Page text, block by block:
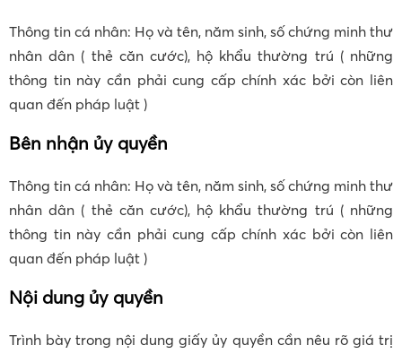
Thông tin cá nhân: Họ và tên, năm sinh, số chứng minh thư
nhân dân ( thẻ căn cước), hộ khẩu thường trú ( những
thông tin này cần phải cung cấp chính xác bởi còn liên
quan đến pháp luật )
Bên nhận ủy quyền
Thông tin cá nhân: Họ và tên, năm sinh, số chứng minh thư
nhân dân ( thẻ căn cước), hộ khẩu thường trú ( những
thông tin này cần phải cung cấp chính xác bởi còn liên
quan đến pháp luật )
Nội dung ủy quyền
Trình bày trong nội dung giấy ủy quyền cần nêu rõ giá trị